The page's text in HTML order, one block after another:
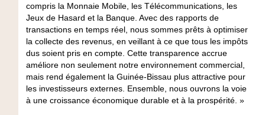
compris la Monnaie Mobile, les Télécommunications, les
Jeux de Hasard et la Banque. Avec des rapports de
transactions en temps réel, nous sommes prêts à optimiser
la collecte des revenus, en veillant à ce que tous les impôts
dus soient pris en compte. Cette transparence accrue
améliore non seulement notre environnement commercial,
mais rend également la Guinée-Bissau plus attractive pour
les investisseurs externes. Ensemble, nous ouvrons la voie
à une croissance économique durable et à la prospérité. »